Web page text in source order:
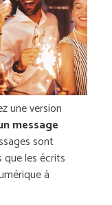
une version
message
sont
les écrits
à